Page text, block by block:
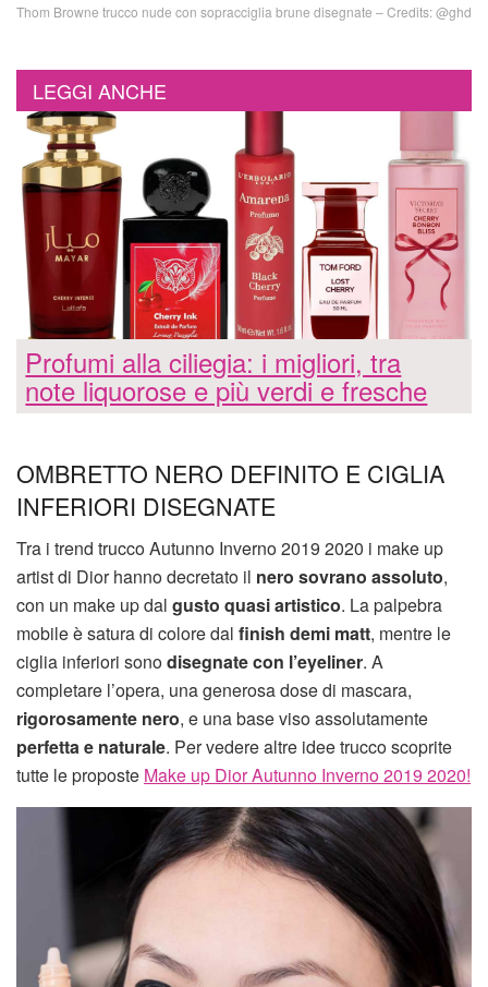
Thom Browne trucco nude con sopracciglia brune disegnate – Credits: @ghd
LEGGI ANCHE
Profumi alla ciliegia: i migliori, tra
note liquorose e più verdi e fresche
OMBRETTO NERO DEFINITO E CIGLIA
INFERIORI DISEGNATE
Tra i trend trucco Autunno Inverno 2019 2020 i make up
artist di Dior hanno decretato il nero sovrano assoluto,
con un make up dal gusto quasi artistico. La palpebra
mobile è satura di colore dal finish demi matt, mentre le
ciglia inferiori sonodisegnate con l’eyeliner. A
completare l’opera, una generosa dose di mascara,
rigorosamente nero, e una base viso assolutamente
perfetta e naturale. Per vedere altre idee trucco scoprite
tutte le proposte Make up Dior Autunno Inverno 2019 2020!